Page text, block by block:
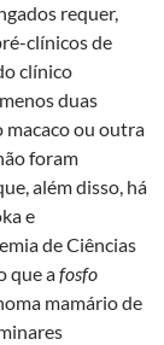
requer,
clínicos de
clínico
duas
macaco ou outra
foram
além disso, há
e
de Ciências
que afosfo
mamário de